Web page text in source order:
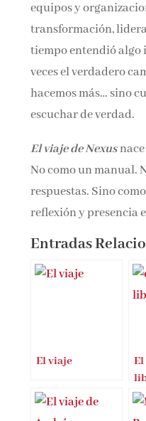
equipos y
transformación,
tiempo entendió
veces el verdadero
hacemos más… sino
escuchar de verdad.
El viaje de Nexus
No como un manual.
respuestas. Sino
reflexión y presencia
Entradas
El viaje